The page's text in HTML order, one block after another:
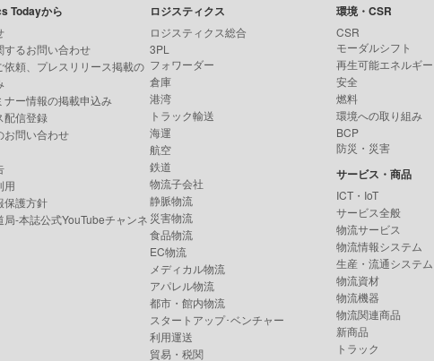
Todayから
するお問い合わせ
依頼、プレスリリース掲載の
ナー情報の掲載申込み
配信登録
お問い合わせ
用
保護方針
局-本誌公式YouTubeチャンネ
ロジスティクス
ロジスティクス総合
3PL
フォワーダー
倉庫
港湾
トラック輸送
海運
航空
鉄道
物流子会社
静脈物流
災害物流
食品物流
EC物流
メディカル物流
アパレル物流
都市・館内物流
スタートアップ･ベンチャー
利用運送
貿易・税関
環境・CSR
CSR
モーダルシフト
再生可能エネルギー
安全
燃料
環境への取り組み
BCP
防災・災害
サービス・商品
ICT・IoT
サービス全般
物流サービス
物流情報システム
生産・流通システム
物流資材
物流機器
物流関連商品
新商品
トラック